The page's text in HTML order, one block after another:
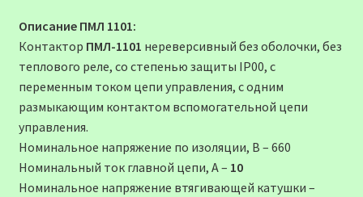
Про компанію
Карта сайту
Описание ПМЛ 1101:
Контактор ПМЛ-1101 нереверсивный без оболочки, без
теплового реле, со степенью защиты IP00, c
переменным током цепи управления, с одним
размыкающим контактом вспомогательной цепи
управления.
Номинальное напряжение по изоляции, В – 660
Номинальный ток главной цепи, А – 10
Номинальное напряжение втягивающей катушки –